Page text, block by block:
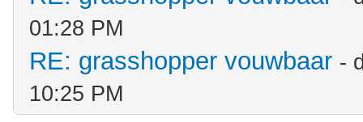
01:28 PM
RE: grasshopper vouwbaar -
10:25 PM